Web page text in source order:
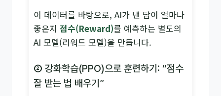
이 데이터를 바탕으로, AI가 낸 답이 얼마나
좋은지 점수(Reward)를 예측하는 별도의
AI 모델(리워드 모델)을 만듭니다.
② 강화학습(PPO)으로 훈련하기: “점수
잘 받는 법 배우기”